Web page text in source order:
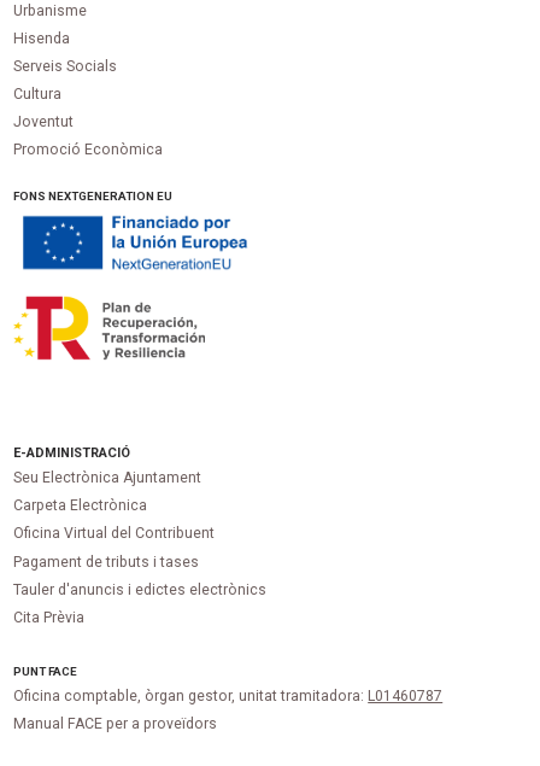
Urbanisme
Hisenda
Serveis Socials
Cultura
Joventut
Promoció Econòmica
FONS NEXTGENERATION EU
E-ADMINISTRACIÓ
Seu Electrònica Ajuntament
Carpeta Electrònica
Oficina Virtual del Contribuent
Pagament de tributs i tases
Tauler d'anuncis i edictes electrònics
Cita Prèvia
PUNTFACE
Oficina comptable, òrgan gestor, unitat tramitadora: L01460787
Manual FACE per a proveïdors